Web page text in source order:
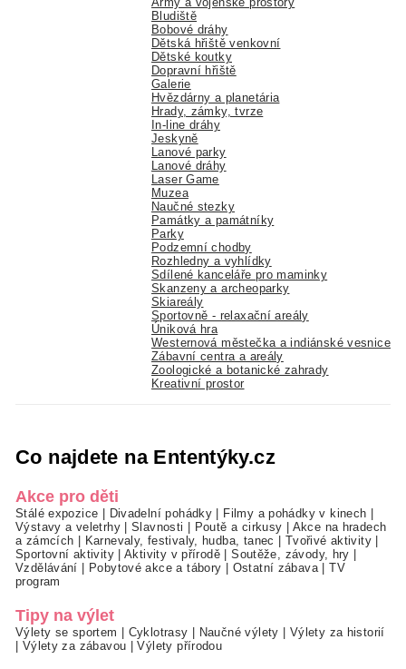
Bludiště
Bobové dráhy
Dětská hřiště venkovní
Dětské koutky
Dopravní hřiště
Galerie
Hvězdárny a planetária
Hrady, zámky, tvrze
In-line dráhy
Jeskyně
Lanové parky
Lanové dráhy
Laser Game
Muzea
Naučné stezky
Památky a památníky
Parky
Podzemní chodby
Rozhledny a vyhlídky
Sdílené kanceláře pro maminky
Skanzeny a archeoparky
Skiareály
Sportovně - relaxační areály
Úniková hra
Westernová městečka a indiánské vesnice
Zábavní centra a areály
Zoologické a botanické zahrady
Kreativní prostor
Co najdete na Ententýky.cz
Akce pro děti
Stálé expozice | Divadelní pohádky | Filmy a pohádky v kinech |
Výstavy a veletrhy|Slavnosti | Poutě a cirkusy | Akce na hradech
a zámcích | Karnevaly, festivaly, hudba, tanec | Tvořivé aktivity |
Sportovní aktivity|Aktivity v přírodě |Soutěže, závody, hry |
Vzdělávání | Pobytové akce a tábory | Ostatní zábava |TV
program
Tipy na výlet
Výlety se sportem | Cyklotrasy | Naučné výlety | Výlety za historií
| Výlety za zábavou |Výlety přírodou